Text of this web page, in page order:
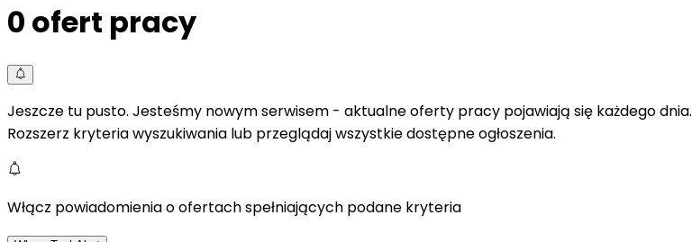
0 ofert pracy
Jeszcze tu pusto. Jesteśmy nowym serwisem - aktualne oferty pracy pojawiają się każdego dnia.
Rozszerz kryteria wyszukiwania lub przeglądaj wszystkie dostępne ogłoszenia.
Włącz powiadomienia o ofertach spełniających podane kryteria